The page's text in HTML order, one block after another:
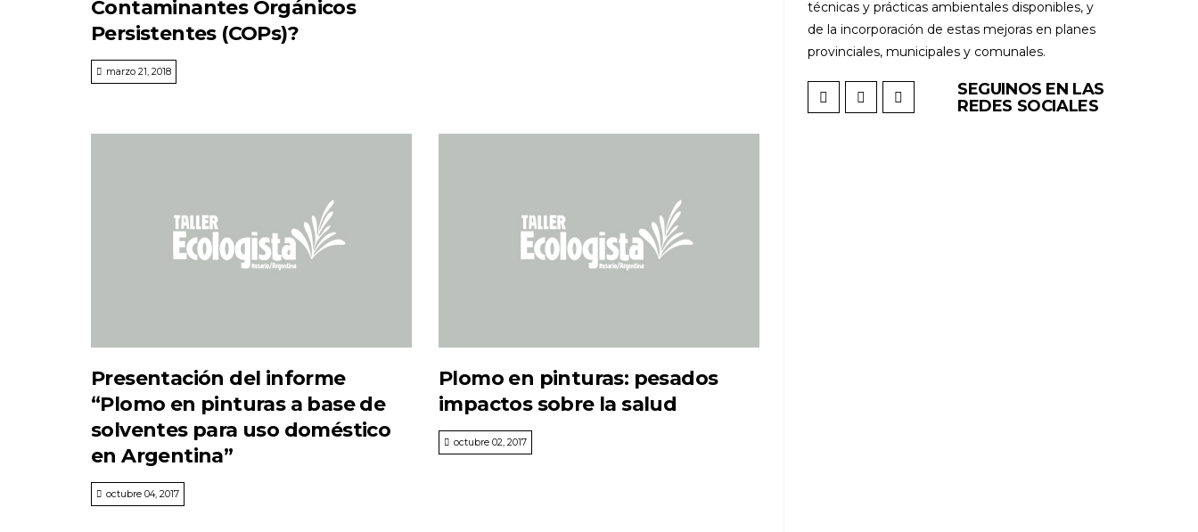
Contaminantes Orgánicos
Persistentes (COPs)?
marzo 21, 2018
Presentación del informe
“Plomo en pinturas a base de
solventes para uso doméstico
en Argentina”
octubre 04, 2017
Plomo en pinturas: pesados
impactos sobre la salud
octubre 02, 2017
técnicas y prácticas ambientales disponibles, y
de la incorporación de estas mejoras en planes
provinciales, municipales y comunales.
SEGUINOS EN LAS
REDES SOCIALES